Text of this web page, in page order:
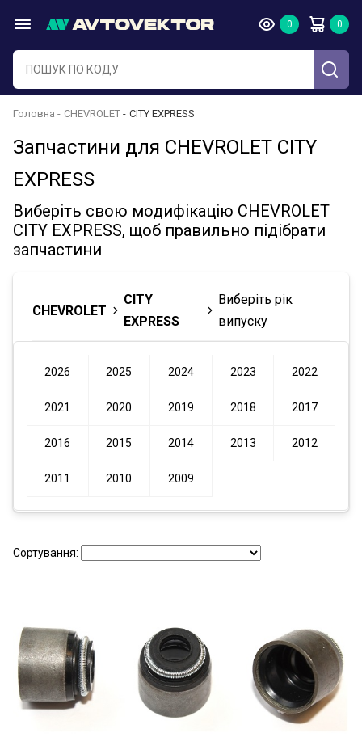
Головна CHEVROLET CITY EXPRESS
Запчастини для CHEVROLET CITY
EXPRESS
Виберіть свою модифікацію CHEVROLET
CITY EXPRESS, щоб правильно підібрати
запчастини
CHEVROLET
CITY
EXPRESS
Виберіть рік
випуску
2026 2025 2024 2023 2022
2021 2020 2019 2018 2017
2016 2015 2014 2013 2012
2011 2010 2009
Сортування: